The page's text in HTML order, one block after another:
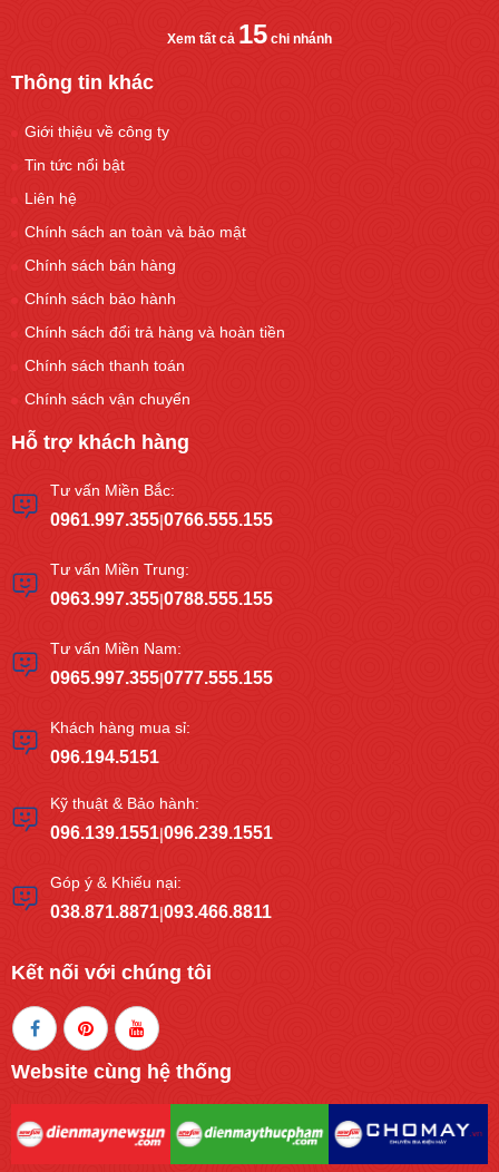
Xem tất cả 15 chi nhánh
Thông tin khác
Giới thiệu về công ty
Tin tức nổi bật
Liên hệ
Chính sách an toàn và bảo mật
Chính sách bán hàng
Chính sách bảo hành
Chính sách đổi trả hàng và hoàn tiền
Chính sách thanh toán
Chính sách vận chuyển
Hỗ trợ khách hàng
Tư vấn Miền Bắc:
0961.997.355|0766.555.155
Tư vấn Miền Trung:
0963.997.355|0788.555.155
Tư vấn Miền Nam:
0965.997.355|0777.555.155
Khách hàng mua sỉ:
096.194.5151
Kỹ thuật & Bảo hành:
096.139.1551|096.239.1551
Góp ý & Khiếu nại:
038.871.8871|093.466.8811
Kết nối với chúng tôi
Website cùng hệ thống